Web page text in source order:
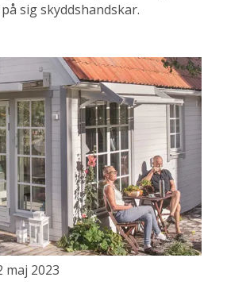
sig skyddshandskar.
maj 2023